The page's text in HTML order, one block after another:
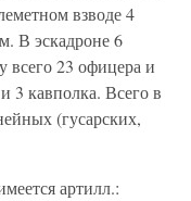
взводе 4
В эскадроне 6
23 офицера и
3 кавполка. Всего в
(гусарских,
артилл.: